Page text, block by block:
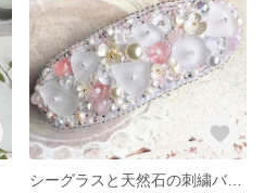
シーグラスと天然石の刺繍バレッタ ピンク